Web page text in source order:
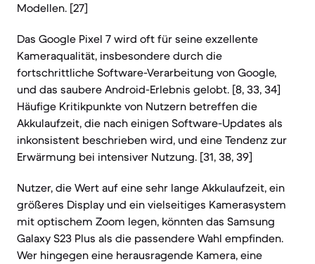
Modellen. [27]
Das Google Pixel 7 wird oft für seine exzellente
Kameraqualität, insbesondere durch die
fortschrittliche Software-Verarbeitung von Google,
und das saubere Android-Erlebnis gelobt. [8, 33, 34]
Häufige Kritikpunkte von Nutzern betreffen die
Akkulaufzeit, die nach einigen Software-Updates als
inkonsistent beschrieben wird, und eine Tendenz zur
Erwärmung bei intensiver Nutzung. [31, 38, 39]
Nutzer, die Wert auf eine sehr lange Akkulaufzeit, ein
größeres Display und ein vielseitiges Kamerasystem
mit optischem Zoom legen, könnten das Samsung
Galaxy S23 Plus als die passendere Wahl empfinden.
Wer hingegen eine herausragende Kamera, eine